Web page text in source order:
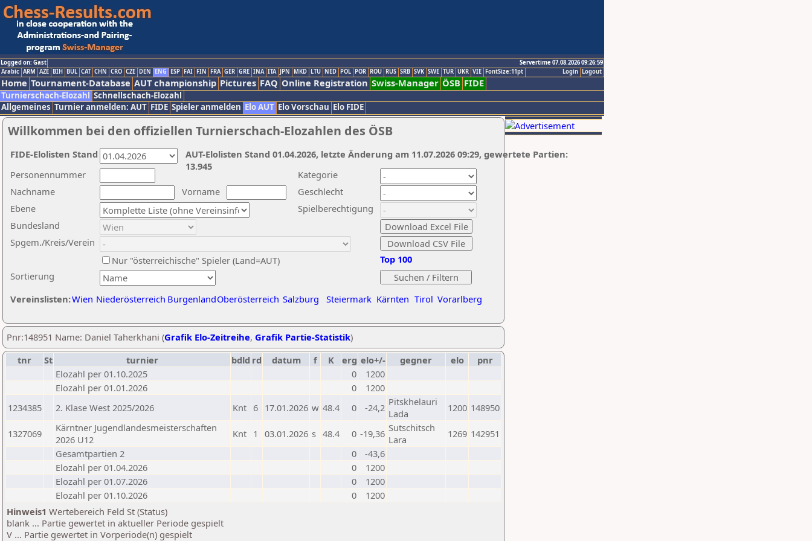
Logged on: Gast
Servertime 07.08.2026 09:26:59
Logout
Login
Arabic ARM AZE BIH BUL CAT CHN CRO CZE DEN ENG ESP FAI FIN FRA GER GRE INA ITA JPN MKD LTU NED POL POR ROU RUS SRB SVK SWE TUR UKR VIE FontSize:11pt
Home Tournament-Database AUT championship Pictures FAQ Online Registration Swiss-Manager ÖSB FIDE
Turnierschach-Elozahl Schnellschach-Elozahl
Allgemeines Turnier anmelden: AUT FIDE Spieler anmelden Elo AUT Elo Vorschau Elo FIDE
Willkommen bei den offiziellen Turnierschach-Elozahlen des ÖSB
Nachname
Vorname
Ebene
Kategorie
Sortierung
Personennummer
Bundesland
Spgem./Kreis/Verein
Geschlecht
Nur "österreichische" Spieler (Land=AUT)
Spielberechtigung
Vereinslisten:Wien Niederösterreich BurgenlandOberösterreich Salzburg Steiermark Kärnten Tirol Vorarlberg
Top 100
AUT-Elolisten Stand 01.04.2026, letzte Änderung am 11.07.2026 09:29, gewertete Partien:
13.945
FIDE-Elolisten Stand
Pnr:148951 Name: Daniel Taherkhani (Grafik Elo-Zeitreihe, Grafik Partie-Statistik)
tnr
St turnier bdld rd datum f K erg elo+/- gegner elo
pnr
Elozahl per 01.10.2025
0
1200
Elozahl per 01.01.2026
0
1200
1234385
2. Klase West 2025/2026 Knt 6 17.01.2026 w 48.4 0 -24,2 Pitskhelauri
Lada
1200 148950
1327069
Kärntner Jugendlandesmeisterschaften
2026 U12
Knt 1 03.01.2026 s 48.4 0 -19,36 Sutschitsch
Lara
1269 142951
Gesamtpartien 2
0
-43,6
Elozahl per 01.04.2026
0
1200
Elozahl per 01.07.2026
0
1200
Elozahl per 01.10.2026
0
1200
Hinweis1 Wertebereich Feld St (Status)
blank ... Partie gewertet in aktueller Periode gespielt
V ... Partie gewertet in Vorperiode(n) gespielt